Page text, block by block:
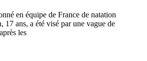
en équipe de France de natation
ans, a été visé par une vague de
les